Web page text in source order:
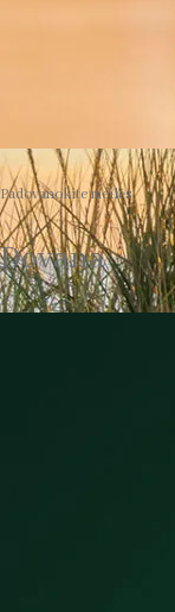
Padovanokite meilės
Dovana